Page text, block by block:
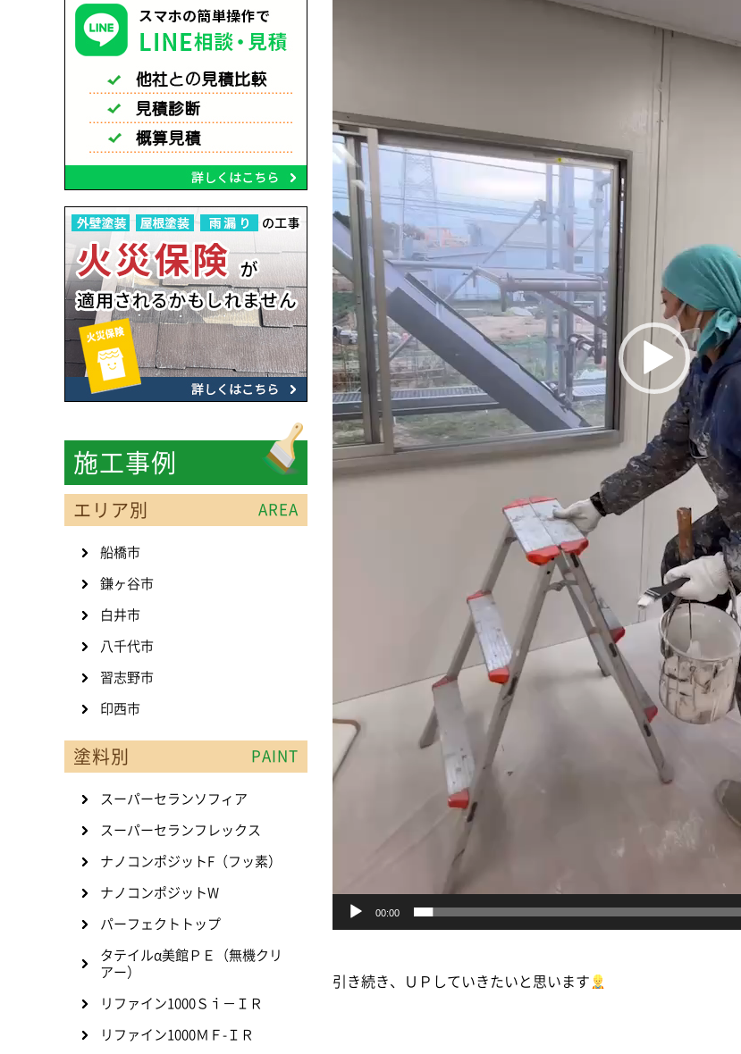
00:00
引き続き、ＵＰしていきたいと思います
施工事例
エリア別 AREA
船橋市
鎌ヶ谷市
白井市
八千代市
習志野市
印西市
塗料別 PAINT
スーパーセランソフィア
スーパーセランフレックス
ナノコンポジットF（フッ素）
ナノコンポジットW
パーフェクトトップ
タテイルα美館ＰＥ（無機クリ
アー）
リファイン1000Ｓｉ－ＩＲ
リファイン1000ＭＦ-ＩＲ